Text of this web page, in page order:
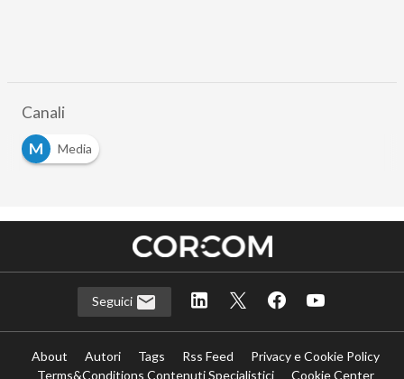
Canali
M
Media
Seguici
About Autori Tags Rss Feed
Privacy e Cookie Policy
Terms&Conditions Contenuti Specialistici
Cookie Center